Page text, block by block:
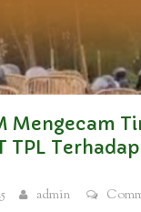
Mengecam
TPL
admin